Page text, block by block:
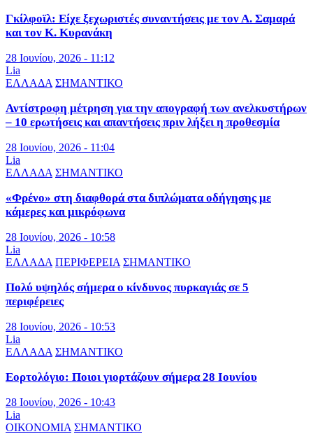
Γκίλφοϊλ: Είχε ξεχωριστές συναντήσεις με τον Α. Σαμαρά
και τον Κ. Κυρανάκη
28 Ιουνίου, 2026 - 11:12
Lia
ΕΛΛΑΔΑ ΣΗΜΑΝΤΙΚΟ
Αντίστροφη μέτρηση για την απογραφή των ανελκυστήρων
– 10 ερωτήσεις και απαντήσεις πριν λήξει η προθεσμία
28 Ιουνίου, 2026 - 11:04
Lia
ΕΛΛΑΔΑ ΣΗΜΑΝΤΙΚΟ
«Φρένο» στη διαφθορά στα διπλώματα οδήγησης με
κάμερες και μικρόφωνα
28 Ιουνίου, 2026 - 10:58
Lia
ΕΛΛΑΔΑ ΠΕΡΙΦΕΡΕΙΑ ΣΗΜΑΝΤΙΚΟ
Πολύ υψηλός σήμερα ο κίνδυνος πυρκαγιάς σε 5
περιφέρειες
28 Ιουνίου, 2026 - 10:53
Lia
ΕΛΛΑΔΑ ΣΗΜΑΝΤΙΚΟ
Εορτολόγιο: Ποιοι γιορτάζουν σήμερα 28 Ιουνίου
28 Ιουνίου, 2026 - 10:43
Lia
ΟΙΚΟΝΟΜΙΑ ΣΗΜΑΝΤΙΚΟ